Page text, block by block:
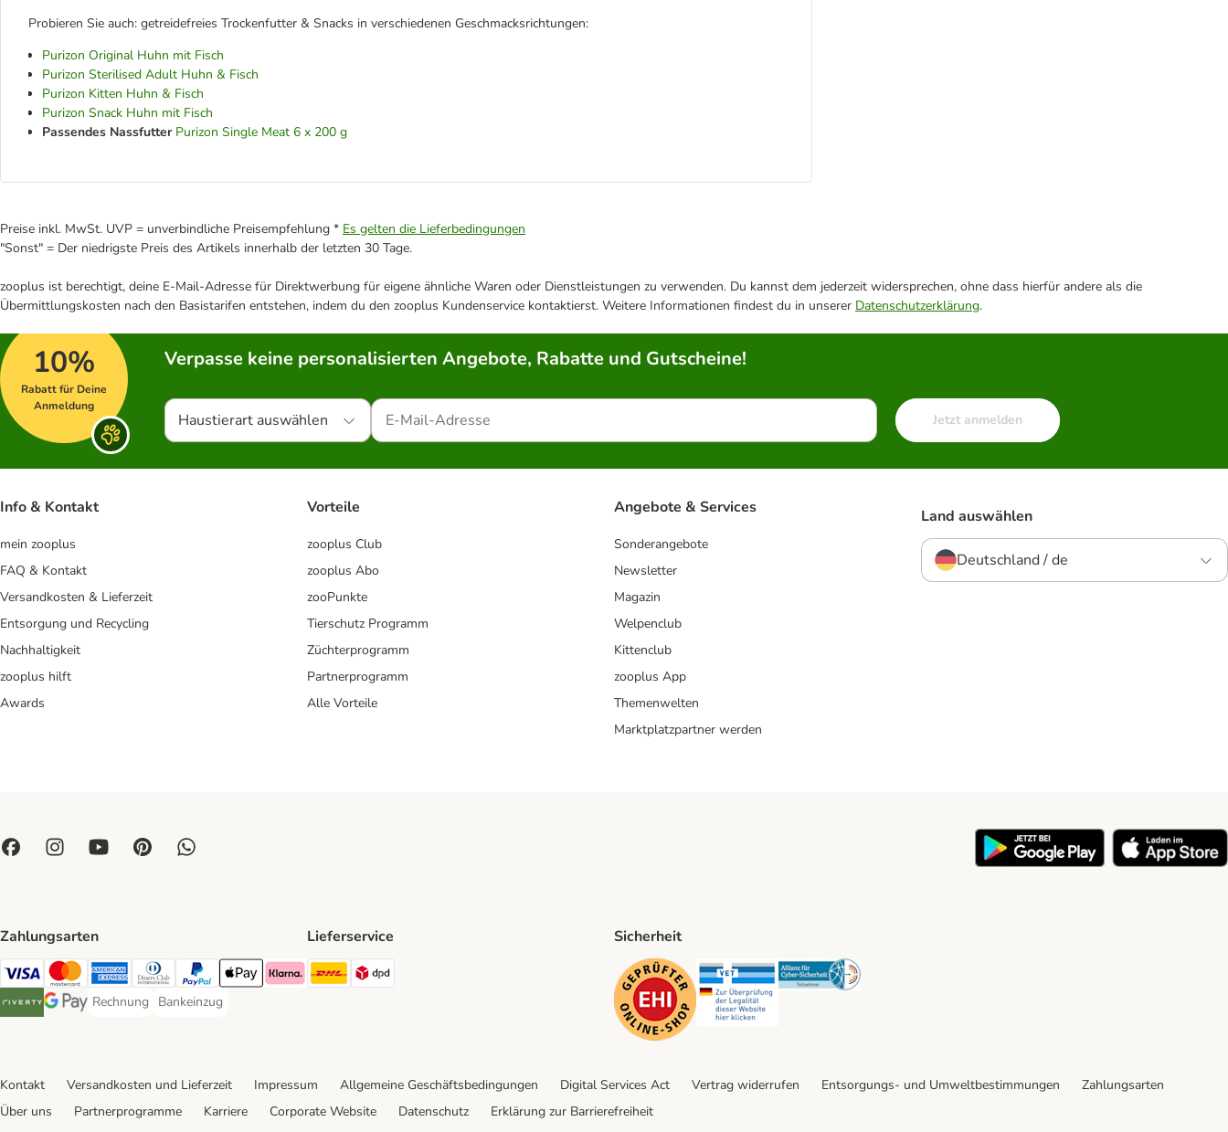
Probieren Sie auch: getreidefreies Trockenfutter & Snacks in verschiedenen Geschmacksrichtungen:
Purizon Original Huhn mit Fisch
Purizon Sterilised Adult Huhn & Fisch
Purizon Kitten Huhn & Fisch
Purizon Snack Huhn mit Fisch
Passendes Nassfutter Purizon Single Meat 6 x 200 g
Preise inkl. MwSt. UVP = unverbindliche Preisempfehlung * Es gelten die Lieferbedingungen
"Sonst" = Der niedrigste Preis des Artikels innerhalb der letzten 30 Tage.
zooplus ist berechtigt, deine E-Mail-Adresse für Direktwerbung für eigene ähnliche Waren oder Dienstleistungen zu verwenden. Du kannst dem jederzeit widersprechen, ohne dass hierfür andere als die
Übermittlungskosten nach den Basistarifen entstehen, indem du den zooplus Kundenservice kontaktierst. Weitere Informationen findest du in unserer Datenschutzerklärung.
10%
Rabatt für Deine
Anmeldung
Verpasse keine personalisierten Angebote, Rabatte und Gutscheine!
Haustierart auswählen Jetzt anmelden
Info & Kontakt
mein zooplus
FAQ & Kontakt
Versandkosten & Lieferzeit
Entsorgung und Recycling
Nachhaltigkeit
zooplus hilft
Awards
Vorteile
zooplus Club
zooplus Abo
zooPunkte
Tierschutz Programm
Züchterprogramm
Partnerprogramm
Alle Vorteile
Angebote & Services
Sonderangebote
Newsletter
Magazin
Welpenclub
Kittenclub
zooplus App
Themenwelten
Marktplatzpartner werden
Land auswählen
Deutschland / de
Zahlungsarten
Visa Payment Method
Mastercard Payment Method
American Express Payment Method
Diners Club Payment Method
PayPal Payment Method
Apple Pay Payment Method
Klarna Payment Method
Riverty Payment Method
Google Pay Payment Method
Rechnung
Rechnung Payment Method
Bankeinzug
Bankeinzug Payment Method
Lieferservice
DHL Shipping Method
Sicherheit
Security Security Security
Kontakt Versandkosten und Lieferzeit Impressum Allgemeine Geschäftsbedingungen Digital Services Act Vertrag widerrufen Entsorgungs- und Umweltbestimmungen
Zahlungsarten
Über uns
Partnerprogramme Karriere Corporate Website Datenschutz Erklärung zur Barrierefreiheit